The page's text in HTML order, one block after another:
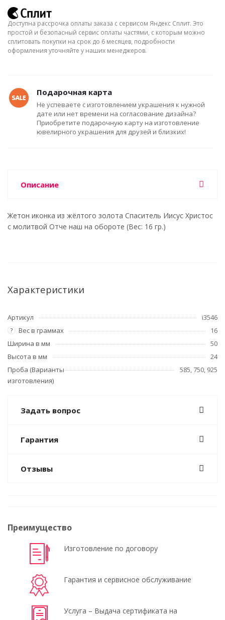
Доступна рассрочка оплаты заказа с сервисом Яндекс Сплит. Это
простой и безопасный сервис оплаты частями, с которым можно
сплитовать покупки на срок до 6 месяцев, подробности
оформления уточняйте у наших менеджеров.
Подарочная карта
Не успеваете с изготовлением украшения к нужной
дате или нет времени на согласование дизайна?
Приобретите подарочную карту на изготовление
ювелирного украшения для друзей и близких!
Описание
Жетон иконка из жёлтого золота Спаситель Иисус Христос
с молитвой Отче наш на обороте (Вес: 16 гр.)
Характеристики
Артикул i3546
? Вес в граммах
16
Ширина в мм
50
Высота в мм
24
Проба (Варианты
изготовления)
585, 750, 925
Задать вопрос
Гарантия
Отзывы
Преимущество
Изготовление по договору
Гарантия и сервисное обслуживание
Услуга – Выдача сертификата на